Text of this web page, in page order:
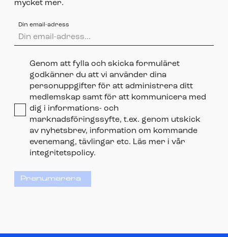
mycket mer.
Din email-adress
Genom att fylla och skicka formuläret
godkänner du att vi använder dina
personuppgifter för att administrera ditt
medlemskap samt för att kommunicera med
dig i informations- och
marknadsföringssyfte, t.ex. genom utskick
av nyhetsbrev, information om kommande
evenemang, tävlingar etc. Läs mer i vår
integritetspolicy.
Prenumerera